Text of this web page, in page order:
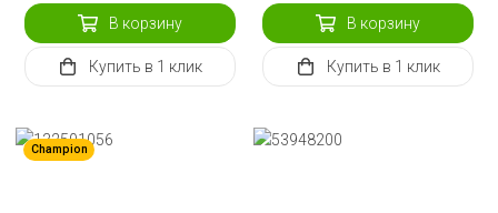
В корзину
Купить в 1 клик
В корзину
Купить в 1 клик
Champion